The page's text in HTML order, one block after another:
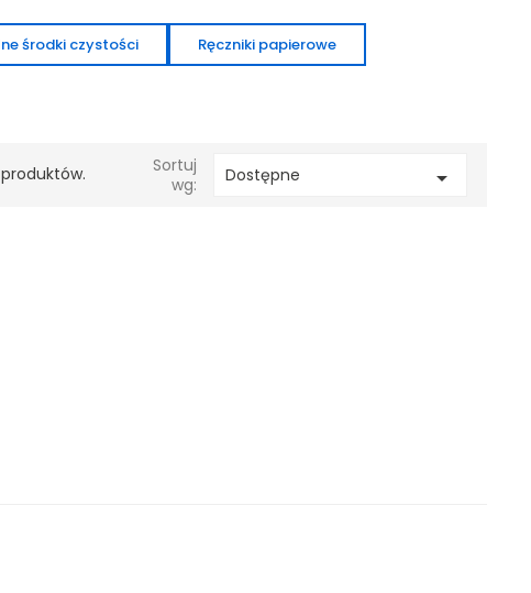
środki czystości Ręczniki papierowe
Sortuj
wg:
Dostępne 